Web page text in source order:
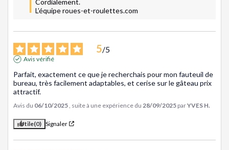
Cordialement.
L’équipe roues-et-roulettes.com
5/5
Avis vérifié
Parfait, exactement ce que je recherchais pour mon fauteuil de
bureau, très facilement adaptables, et cerise sur le gâteau prix
attractif.
Avis du 06/10/2025 , suite à une expérience du 28/09/2025 parYVES H.
Utile(0) Signaler